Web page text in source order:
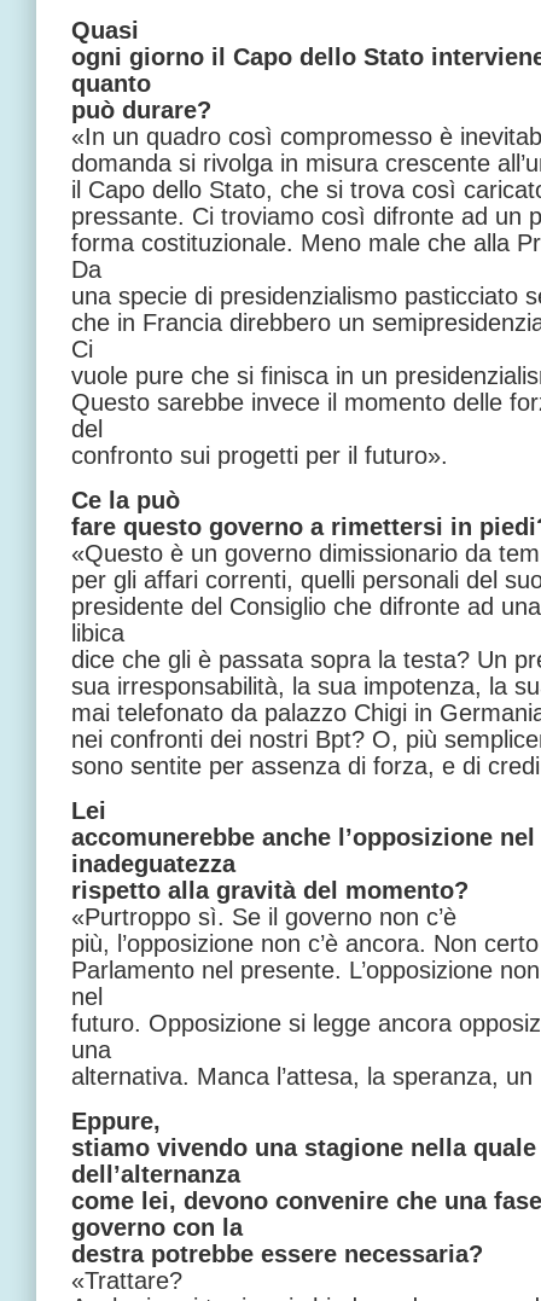
Quasi
ogni giorno il Capo dello Stato
quanto
può durare?
«In un quadro così compromesso è
domanda si rivolga in misura crescente
il Capo dello Stato, che si trova così
pressante. Ci troviamo così difronte ad un
forma costituzionale. Meno male che alla
Da
una specie di presidenzialismo pasticciato
che in Francia direbbero un
Ci
vuole pure che si finisca in un
Questo sarebbe invece il momento delle
del
confronto sui progetti per il futuro».
Ce la può
fare questo governo a rimettersi in
«Questo è un governo dimissionario da
per gli affari correnti, quelli personali del
presidente del Consiglio che difronte ad
libica
dice che gli è passata sopra la testa? Un
sua irresponsabilità, la sua impotenza, la
mai telefonato da palazzo Chigi in
nei confronti dei nostri Bpt? O, più
sono sentite per assenza di forza, e di
Lei
accomunerebbe anche l’opposizione
inadeguatezza
rispetto alla gravità del momento?
«Purtroppo sì. Se il governo non c’è
più, l’opposizione non c’è ancora. Non
Parlamento nel presente. L’opposizione
nel
futuro. Opposizione si legge ancora
una
alternativa. Manca l’attesa, la speranza,
Eppure,
stiamo vivendo una stagione nella
dell’alternanza
come lei, devono convenire che una
governo con la
destra potrebbe essere necessaria?
«Trattare?